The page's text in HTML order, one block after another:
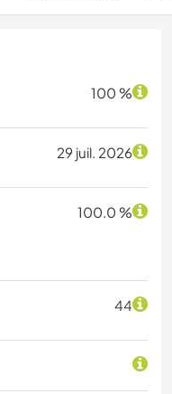
100 %
29 juil. 2026
100.0 %
44